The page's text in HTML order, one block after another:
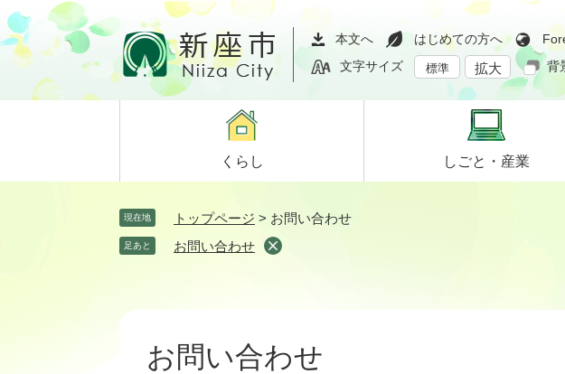
ペ
ー
ジ
メ
ニ
ュ
て
本文へ はじめての方へ
文字サイズ
標準 拡大 背
くらし しごと・ 産業
現在地 トップページ > お問い合わせ
足あと お問い合わせ
お問い合わせ